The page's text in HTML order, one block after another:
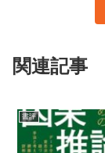
関連記事
書評